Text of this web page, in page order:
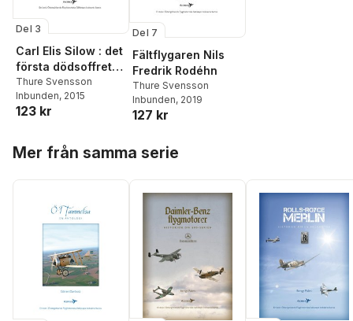
Del 3
Carl Elis Silow : det
första dödsoffret
inom svenskt flyg
Thure Svensson
Inbunden, 2015
123 kr
Del 7
Fältflygaren Nils
Fredrik Rodéhn
Thure Svensson
Inbunden, 2019
127 kr
Mer från samma serie